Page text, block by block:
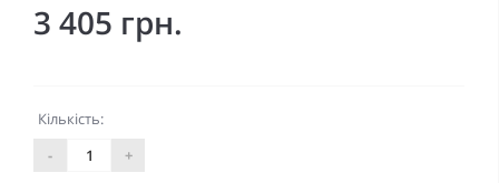
3 405 грн.
Кількість:
-
+